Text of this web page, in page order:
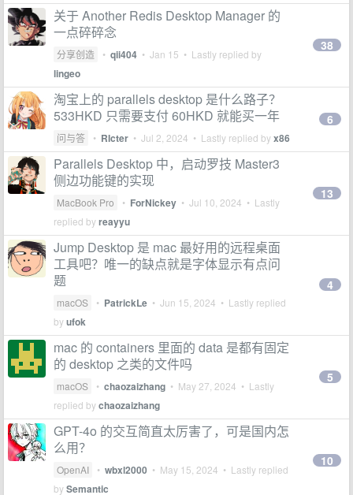
关于 Another Redis Desktop Manager 的
一点碎碎念
分享创造 • qii404 • Jan 15 • Lastly replied by
lingeo
38
淘宝上的 parallels desktop 是什么路子？
533HKD 只需要支付 60HKD 就能买一年
问与答 • RIcter • Jul 2, 2024 • Lastly replied byx86
6
Parallels Desktop 中，启动罗技 Master3
侧边功能键的实现
MacBook Pro • ForNickey • Jul 10, 2024 • Lastly
replied byreayyu
13
Jump Desktop 是 mac 最好用的远程桌面
工具吧？唯一的缺点就是字体显示有点问
题
macOS • PatrickLe • Jun 15, 2024 • Lastly replied
byufok
4
mac 的 containers 里面的 data 是都有固定
的 desktop 之类的文件吗
macOS • chaozaizhang • May 27, 2024 • Lastly
replied bychaozaizhang
5
GPT-4o 的交互简直太厉害了，可是国内怎
么用？
OpenAI • wbxl2000 • May 15, 2024 • Lastly replied
bySemantic
10